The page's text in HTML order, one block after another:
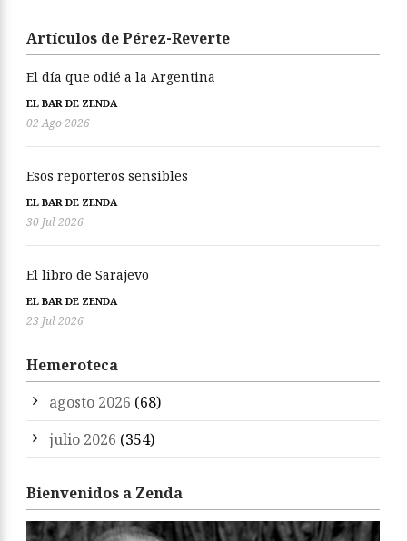
Artículos de Pérez-Reverte
El día que odié a la Argentina
EL BAR DE ZENDA
02 Ago 2026
Esos reporteros sensibles
EL BAR DE ZENDA
30 Jul 2026
El libro de Sarajevo
EL BAR DE ZENDA
23 Jul 2026
Hemeroteca
agosto 2026 (68)
julio 2026 (354)
Bienvenidos a Zenda